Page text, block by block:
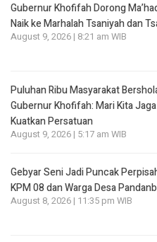
Gubernur Khofifah Dorong
Naik ke Marhalah Tsaniyah dan
August 9, 2026 | 8:21 am WIB
Puluhan Ribu Masyarakat
Gubernur Khofifah: Mari Kita
Kuatkan Persatuan
August 9, 2026 | 5:17 am WIB
Gebyar Seni Jadi Puncak
KPM 08 dan Warga Desa
August 8, 2026 | 11:35 pm WIB